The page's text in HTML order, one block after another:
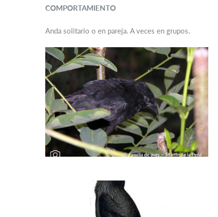
COMPORTAMIENTO
Anda solitario o en pareja. A veces en grupos.